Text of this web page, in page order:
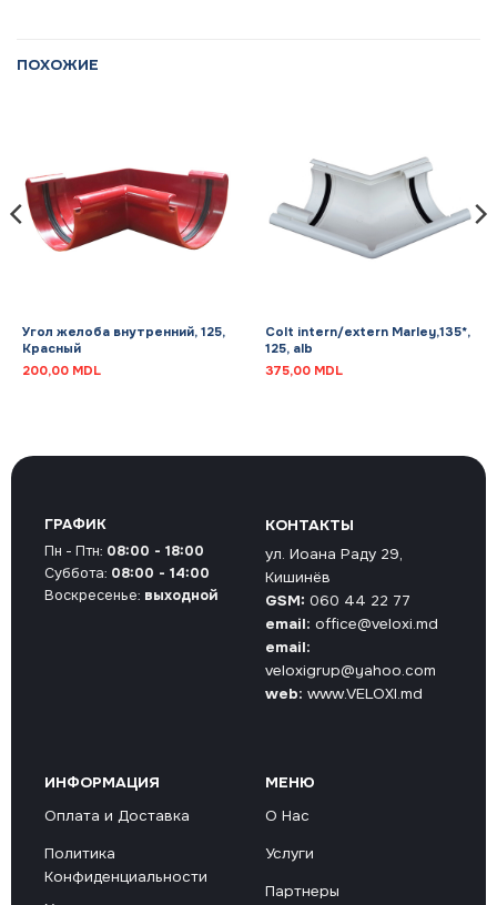
ПОХОЖИЕ
Угол желоба внутренний, 125,
Красный
200,00 MDL
Colt intern/extern Marley,135*,
125, alb
375,00 MDL
КОНТАКТЫ
ул. Иоана Раду 29,
Кишинёв
GSM: 060 44 22 77
email: office@veloxi.md
email:
veloxigrup@yahoo.com
web: www.VELOXI.md
ИНФОРМАЦИЯ
Оплата и Доставка
Политика
Конфиденциальности
МЕНЮ
О Нас
Услуги
Партнеры
ГРАФИК
Пн - Птн: 08:00 - 18:00
Суббота: 08:00 - 14:00
Воскресенье: выходной